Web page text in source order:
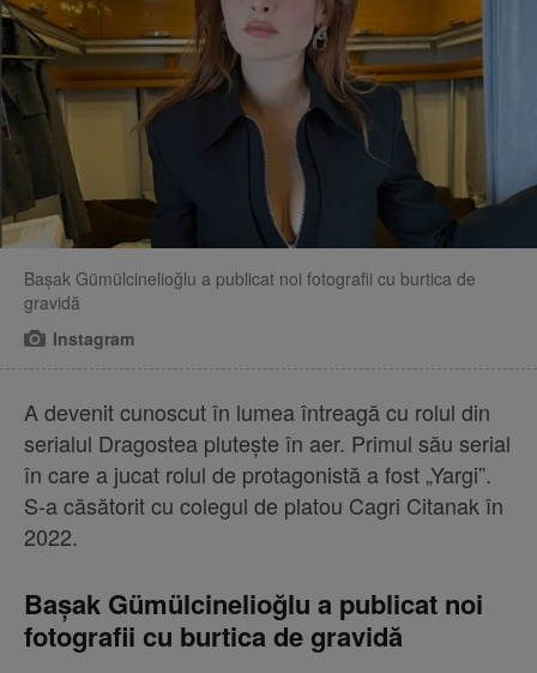
Başak Gümülcinelioğlu a publicat noi fotografii cu burtica de
gravidă
Instagram
A devenit cunoscut în lumea întreagă cu rolul din
serialul Dragostea plutește în aer. Primul său serial
în care a jucat rolul de protagonistă a fost „Yargi”.
S-a căsătorit cu colegul de platou Cagri Citanak în
2022.
Başak Gümülcinelioğlu a publicat noi
fotografii cu burtica de gravidă